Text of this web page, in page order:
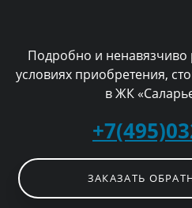
Подробно и ненавязчиво
условиях приобретения,
в ЖК
ЗАКАЗАТЬ